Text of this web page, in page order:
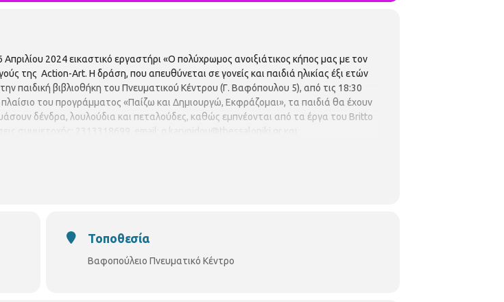
2024 εικαστικό εργαστήρι «O πολύχρωμος ανοιξιάτικος κήπος μας με τον
της Action-Art. Η δράση, που απευθύνεται σε γονείς και παιδιά ηλικίας έξι ετών
παιδική βιβλιοθήκη του Πνευματικού Κέντρου (Γ. Βαφόπουλου 5), από τις 18:30
του προγράμματος «Παίζω και Δημιουργώ, Εκφράζομαι», τα παιδιά θα έχουν
δένδρα, λουλούδια και πεταλούδες, καθώς εμπνέονται από τα έργα του Britto
συμμετοχής: 2313318699, email: g.karypidou@thessaloniki.gr και
κανσόν, μαρκαδόροι, λαδοπαστέλ, ξυλομπογιές, ψαλίδια και κόλλες.
Τοποθεσία
Βαφοπούλειο Πνευματικό Κέντρο